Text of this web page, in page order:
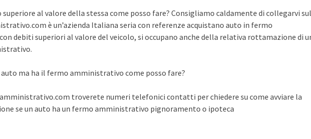
superiore al valore della stessa come posso fare? Consigliamo caldamente di collegarvi sul
è un’azienda Italiana seria con referenze acquistano auto in fermo
debiti superiori al valore del veicolo, si occupano anche della relativa rottamazione di
ma ha il fermo amministrativo come posso fare?
troverete numeri telefonici contatti per chiedere su come avviare la
se un auto ha un fermo amministrativo pignoramento o ipoteca